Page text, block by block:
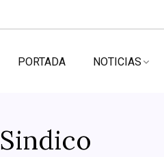
PORTADA NOTICIAS
Sindico